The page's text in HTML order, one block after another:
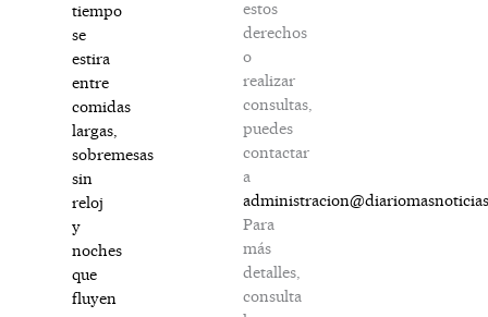
tiempo
se
estira
entre
comidas
largas,
sobremesas
sin
reloj
y
noches
que
fluyen
estos
derechos
o
realizar
consultas,
puedes
contactar
a
Para
más
detalles,
consulta